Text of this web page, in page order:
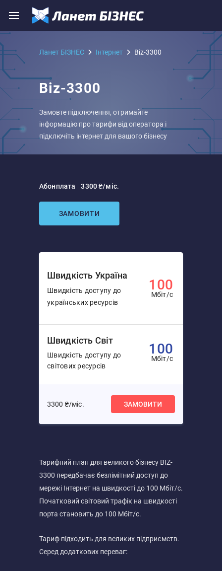
Ланет БІЗНЕС Iнтернет Biz-3300
Biz-3300
Замовте підключення, отримайте
інформацію про тарифи від оператора і
підключіть інтернет для вашого бізнесу
ЗАМОВИТИ
Абонплата 3300 ₴/міс.
Швидкість Україна
Швидкість доступу до
українських ресурсів
100
Мбіт/с
Швидкість Світ
Швидкість доступу до
світових ресурсів
100
Мбіт/с
ЗАМОВИТИ
3300 ₴/міс.
Тарифний план для великого бізнесу BIZ-
3300 передбачає безлімітний доступ до
мережі Інтернет на швидкості до 100 Мбіт/с.
Початковий світовий трафік на швидкості
порта становить до 100 Мбіт/с.
Тариф підходить для великих підприємств.
Серед додаткових переваг: